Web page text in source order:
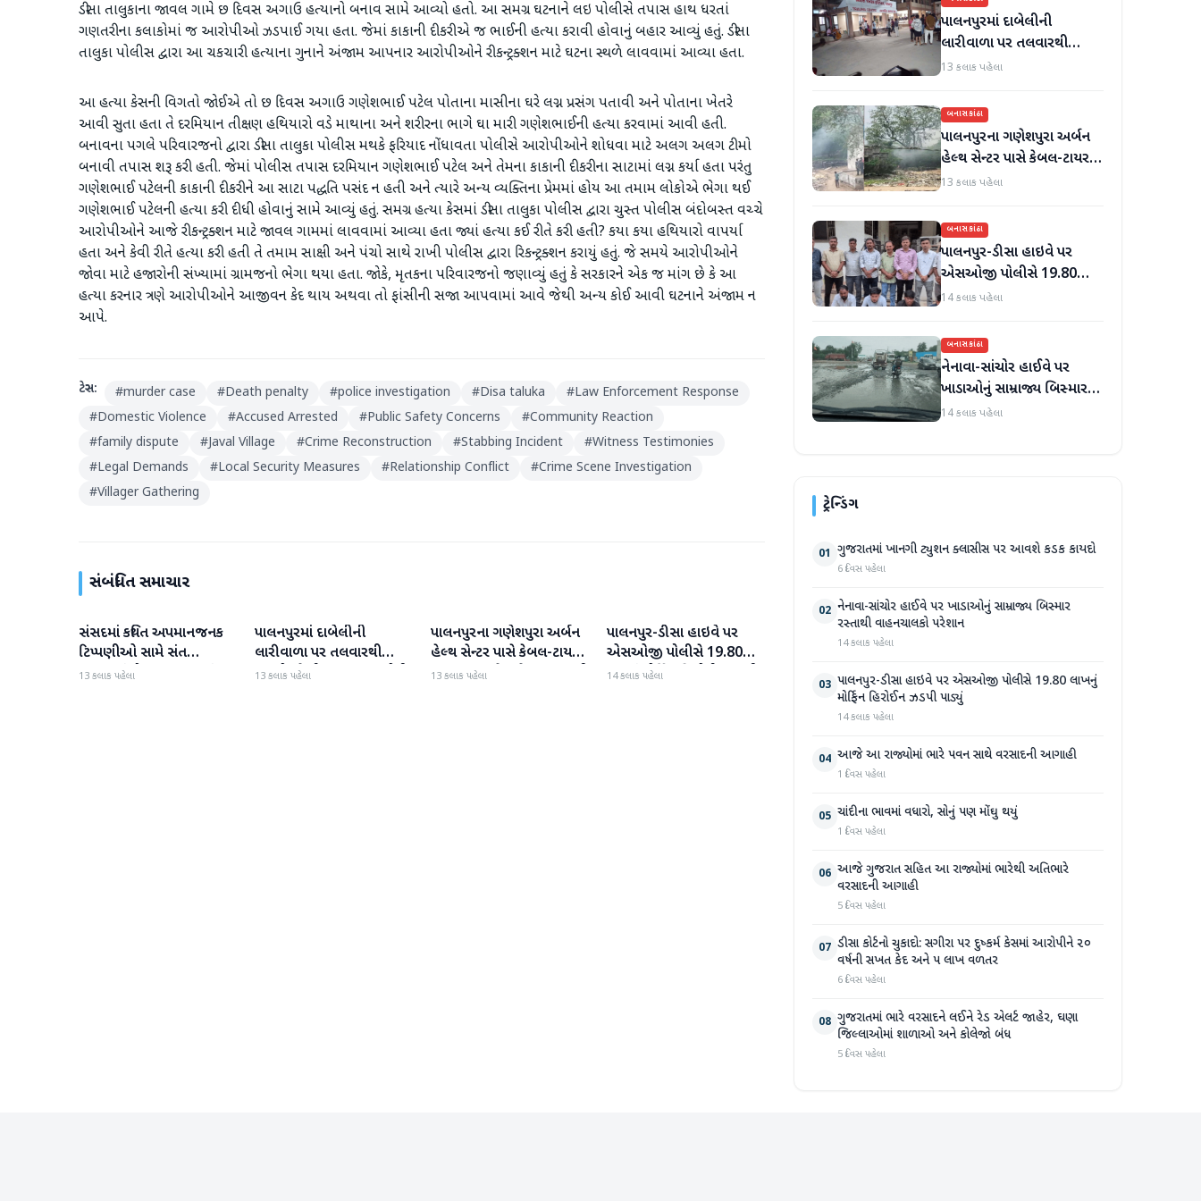
ડીસા તાલુકાના જાવલ ગામે છ દિવસ અગાઉ હત્યાનો બનાવ સામે આવ્યો હતો. આ સમગ્ર ઘટનાને લઇ પોલીસે તપાસ હાથ ધરતાં
ગણતરીના કલાકોમાં જ આરોપીઓ ઝડપાઈ ગયા હતા. જેમાં કાકાની દીકરીએ જ ભાઈની હત્યા કરાવી હોવાનું બહાર આવ્યું હતું. ડીસા
તાલુકા પોલીસ દ્વારા આ ચકચારી હત્યાના ગુનાને અંજામ આપનાર આરોપીઓને રીકન્ટ્રક્શન માટે ઘટના સ્થળે લાવવામાં આવ્યા હતા.
આ હત્યા કેસની વિગતો જોઈએ તો છ દિવસ અગાઉ ગણેશભાઈ પટેલ પોતાના માસીના ઘરે લગ્ન પ્રસંગ પતાવી અને પોતાના ખેતરે
આવી સુતા હતા તે દરમિયાન તીક્ષણ હથિયારો વડે માથાના અને શરીરના ભાગે ઘા મારી ગણેશભાઈની હત્યા કરવામાં આવી હતી.
બનાવના પગલે પરિવારજનો દ્વારા ડીસા તાલુકા પોલીસ મથકે ફરિયાદ નોંધાવતા પોલીસે આરોપીઓને શોધવા માટે અલગ અલગ ટીમો
બનાવી તપાસ શરૂ કરી હતી. જેમાં પોલીસ તપાસ દરમિયાન ગણેશભાઈ પટેલ અને તેમના કાકાની દીકરીના સાટામાં લગ્ન કર્યા હતા પરંતુ
ગણેશભાઈ પટેલની કાકાની દીકરીને આ સાટા પદ્ધતિ પસંદ ન હતી અને ત્યારે અન્ય વ્યક્તિના પ્રેમમાં હોય આ તમામ લોકોએ ભેગા થઈ
ગણેશભાઈ પટેલની હત્યા કરી દીધી હોવાનું સામે આવ્યું હતું. સમગ્ર હત્યા કેસમાં ડીસા તાલુકા પોલીસ દ્વારા ચુસ્ત પોલીસ બંદોબસ્ત વચ્ચે
આરોપીઓને આજે રીકન્ટ્રક્શન માટે જાવલ ગામમાં લાવવામાં આવ્યા હતા જ્યાં હત્યા કઈ રીતે કરી હતી? કયા કયા હથિયારો વાપર્યા
હતા અને કેવી રીતે હત્યા કરી હતી તે તમામ સાક્ષી અને પંચો સાથે રાખી પોલીસ દ્વારા રિકન્ટ્રક્શન કરાયું હતું. જે સમયે આરોપીઓને
જોવા માટે હજારોની સંખ્યામાં ગ્રામજનો ભેગા થયા હતા. જોકે, મૃતકના પરિવારજનો જણાવ્યું હતું કે સરકારને એક જ માંગ છે કે આ
હત્યા કરનાર ત્રણે આરોપીઓને આજીવન કેદ થાય અથવા તો ફાંસીની સજા આપવામાં આવે જેથી અન્ય કોઈ આવી ઘટનાને અંજામ ન
આપે.
ટેગ્સ: #murder case #Death penalty #police investigation #Disa taluka #Law Enforcement Response
#Domestic Violence #Accused Arrested #Public Safety Concerns #Community Reaction
#family dispute #Javal Village #Crime Reconstruction #Stabbing Incident #Witness Testimonies
#Legal Demands #Local Security Measures #Relationship Conflict #Crime Scene Investigation
#Villager Gathering
સંબંધિત સમાચાર
બનાસકાંઠા
સંસદમાં કથિત અપમાનજનક
ટિપ્પણીઓ સામે સંત
સમાજમાં રોષ: પાલનપુરમાં
13 કલાક પહેલા
બનાસકાંઠા
પાલનપુરમાં દાબેલીની
લારીવાળા પર તલવારથી
હુમલો: બે ઈજાગ્રસ્ત, આરોપી
13 કલાક પહેલા
બનાસકાંઠા
પાલનપુરના ગણેશપુરા અર્બન
હેલ્થ સેન્ટર પાસે કેબલ-ટાયર
સળગાવાતા ફેલાયેલા ધુમાડાથી
13 કલાક પહેલા
બનાસકાંઠા
પાલનપુર-ડીસા હાઇવે પર
એસઓજી પોલીસે 19.80
લાખનું મોર્ફિન હિરોઈન ઝડપી
14 કલાક પહેલા
પાલનપુરમાં દાબેલીની
લારીવાળા પર તલવારથી
હુમલો: બે ઈજાગ્રસ્ત, આરોપી
13 કલાક પહેલા
બનાસકાંઠા
પાલનપુરના ગણેશપુરા અર્બન
હેલ્થ સેન્ટર પાસે કેબલ-ટાયર
સળગાવાતા ફેલાયેલા ધુમાડાથી
13 કલાક પહેલા
બનાસકાંઠા
પાલનપુર-ડીસા હાઇવે પર
એસઓજી પોલીસે 19.80
લાખનું મોર્ફિન હિરોઈન ઝડપી
14 કલાક પહેલા
બનાસકાંઠા
નેનાવા-સાંચોર હાઈવે પર
ખાડાઓનું સામ્રાજ્ય બિસ્માર
રસ્તાથી વાહનચાલકો પરેશાન
14 કલાક પહેલા
ટ્રેન્ડિંગ
01 ગુજરાતમાં ખાનગી ટ્યુશન ક્લાસીસ પર આવશે કડક કાયદો
6 દિવસ પહેલા
02 નેનાવા-સાંચોર હાઈવે પર ખાડાઓનું સામ્રાજ્ય બિસ્માર
રસ્તાથી વાહનચાલકો પરેશાન
14 કલાક પહેલા
03 પાલનપુર-ડીસા હાઇવે પર એસઓજી પોલીસે 19.80 લાખનું
મોર્ફિન હિરોઈન ઝડપી પાડ્યું
14 કલાક પહેલા
04 આજે આ રાજ્યોમાં ભારે પવન સાથે વરસાદની આગાહી
1 દિવસ પહેલા
05 ચાંદીના ભાવમાં વધારો, સોનું પણ મોંઘુ થયું
1 દિવસ પહેલા
06 આજે ગુજરાત સહિત આ રાજ્યોમાં ભારેથી અતિભારે
વરસાદની આગાહી
5 દિવસ પહેલા
07 ડીસા કોર્ટનો ચુકાદો: સગીરા પર દુષ્કર્મ કેસમાં આરોપીને ૨૦
વર્ષની સખત કેદ અને ૫ લાખ વળતર
6 દિવસ પહેલા
08 ગુજરાતમાં ભારે વરસાદને લઈને રેડ એલર્ટ જાહેર, ઘણા
જિલ્લાઓમાં શાળાઓ અને કોલેજો બંધ
5 દિવસ પહેલા